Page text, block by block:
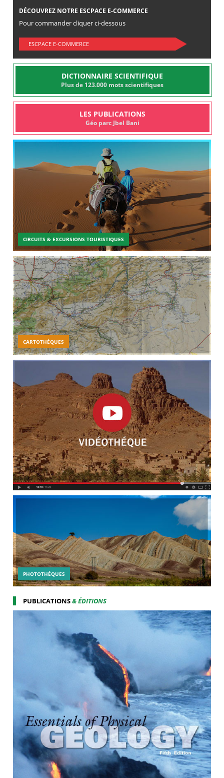
DÉCOUVREZ NOTRE ESCPACE E-COMMERCE
Pour commander cliquer ci-dessous
ESCPACE E-COMMERCE
DICTIONNAIRE SCIENTIFIQUE
Plus de 123.000 mots scientifiques
LES PUBLICATIONS
Géo parc Jbel Bani
CIRCUITS & EXCURSIONS TOURISTIQUES
CARTOTHÉQUES
PHOTOTHÉQUES
PUBLICATIONS& ÉDITIONS